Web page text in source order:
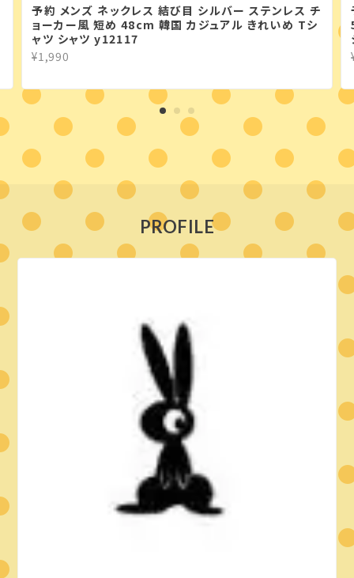
予約 メンズ ネックレス 結び目 シルバー ステンレス チ
ョーカー風 短め 48cm 韓国 カジュアル きれいめ Tシ
ャツ シャツ y12117
¥1,990
PROFILE